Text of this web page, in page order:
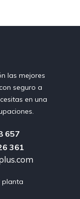
las mejores
seguro a
en una
657
361
planta